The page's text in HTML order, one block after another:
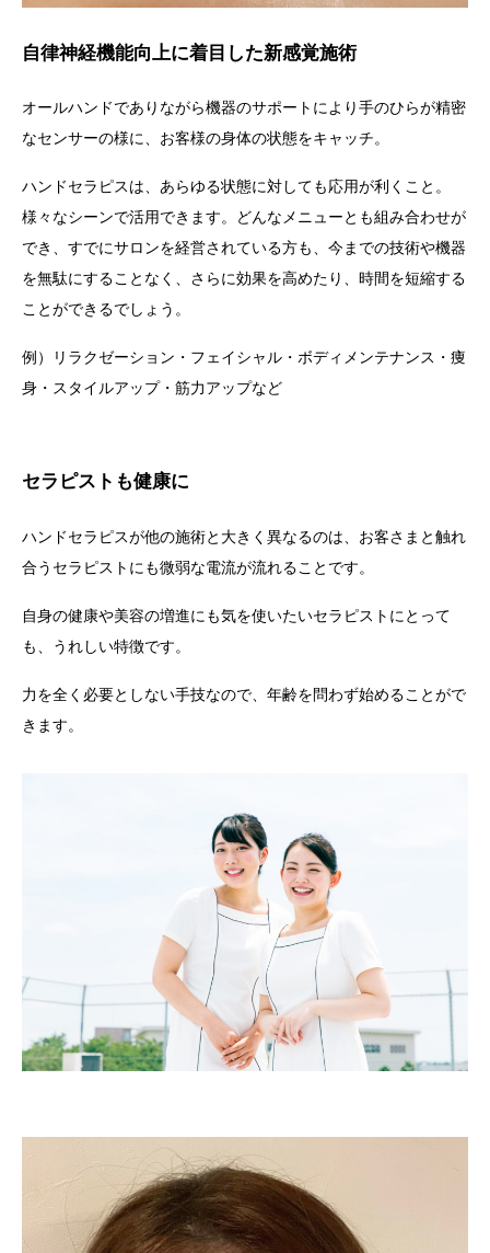
自律神経機能向上に着目した新感覚施術
オールハンドでありながら機器のサポートにより手のひらが精密
なセンサーの様に、お客様の身体の状態をキャッチ。
ハンドセラピスは、あらゆる状態に対しても応用が利くこと。
様々なシーンで活用できます。
どんなメニューとも組み合わせが
でき、すでにサロンを経営されている方も、今までの技術や機器
を無駄にすることなく、さらに効果を高めたり、時間を短縮する
ことができるでしょう。
例）リラクゼーション・フェイシャル・ボディメンテナンス・痩
身・スタイルアップ・筋力アップなど
セラピストも健康に
ハンドセラピスが他の施術と大きく異なるのは、お客さまと触れ
合うセラピストにも微弱な電流が流れることです。
自身の健康や美容の増進にも気を使いたいセラピストにとって
も、うれしい特徴です。
力を全く必要としない手技なので、年齢を問わず始めることがで
きます。